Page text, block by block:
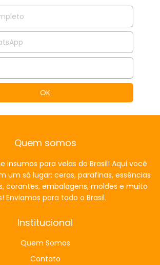
Quem somos
insumos para velas do Brasil! Aqui você
um só lugar: ceras, parafinas, essências
corantes, embalagens, moldes e muito
Enviamos para todo o Brasil.
Institucional
Quem Somos
Contato